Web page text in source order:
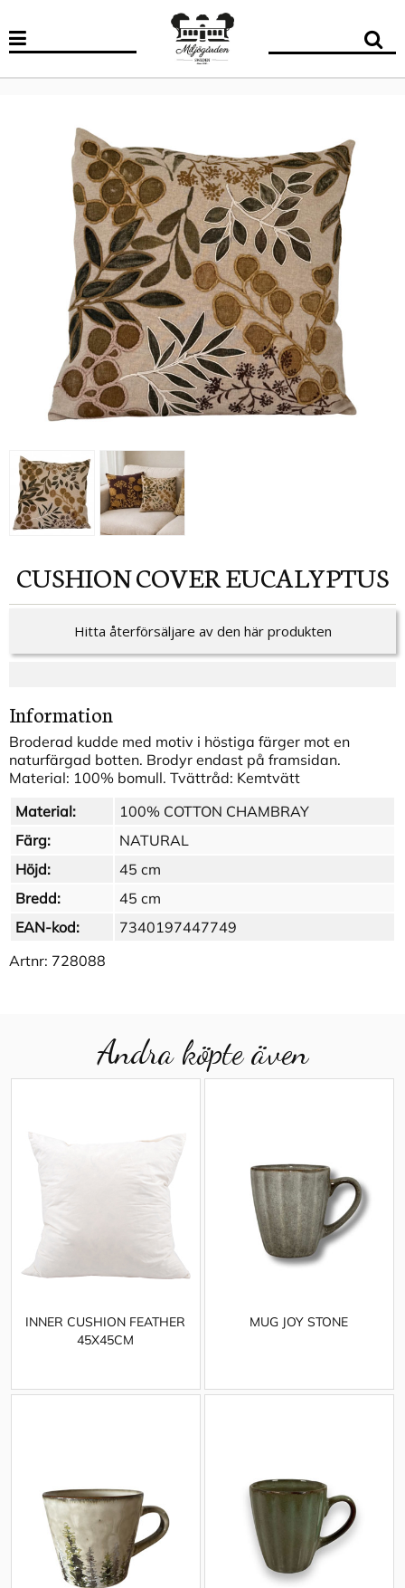
CUSHION COVER EUCALYPTUS
Hitta återförsäljare av den här produkten
Information
Broderad kudde med motiv i höstiga färger mot en
naturfärgad botten. Brodyr endast på framsidan.
Material: 100% bomull. Tvättråd: Kemtvätt
Material:
100% COTTON CHAMBRAY
Färg:
NATURAL
Höjd:
45 cm
Bredd:
45 cm
EAN-kod:
7340197447749
Artnr: 728088
Andra köpte även
INNER CUSHION FEATHER
45X45CM
MUG JOY STONE